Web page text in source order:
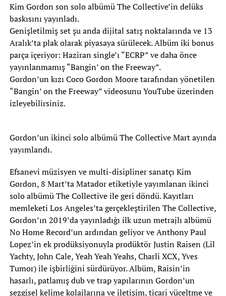
Kim Gordon son solo albümü The Collective’in delüks
baskısını yayınladı.
Genişletilmiş set şu anda dijital satış noktalarında ve 13
Aralık’ta plak olarak piyasaya sürülecek. Albüm iki bonus
parça içeriyor: Haziran single’ı “ECRP” ve daha önce
yayınlanmamış “Bangin’ on the Freeway”.
Gordon’un kızı Coco Gordon Moore tarafından yönetilen
“Bangin’ on the Freeway” videosunu YouTube üzerinden
izleyebilirsiniz.
Gordon’un ikinci solo albümü The Collective Mart ayında
yayımlandı.
Efsanevi müzisyen ve multi-disipliner sanatçı Kim
Gordon, 8 Mart’ta Matador etiketiyle yayımlanan ikinci
solo albümü The Collective ile geri döndü. Kayıtları
memleketi Los Angeles’ta gerçekleştirilen The Collective,
Gordon’ın 2019’da yayınladığı ilk uzun metrajlı albümü
No Home Record’un ardından geliyor ve Anthony Paul
Lopez’in ek prodüksiyonuyla prodüktör Justin Raisen (Lil
Yachty, John Cale, Yeah Yeah Yeahs, Charli XCX, Yves
Tumor) ile işbirliğini sürdürüyor. Albüm, Raisin’in
hasarlı, patlamış dub ve trap yapılarının Gordon’un
sezgisel kelime kolajlarına ve iletişim, ticari yüceltme ve